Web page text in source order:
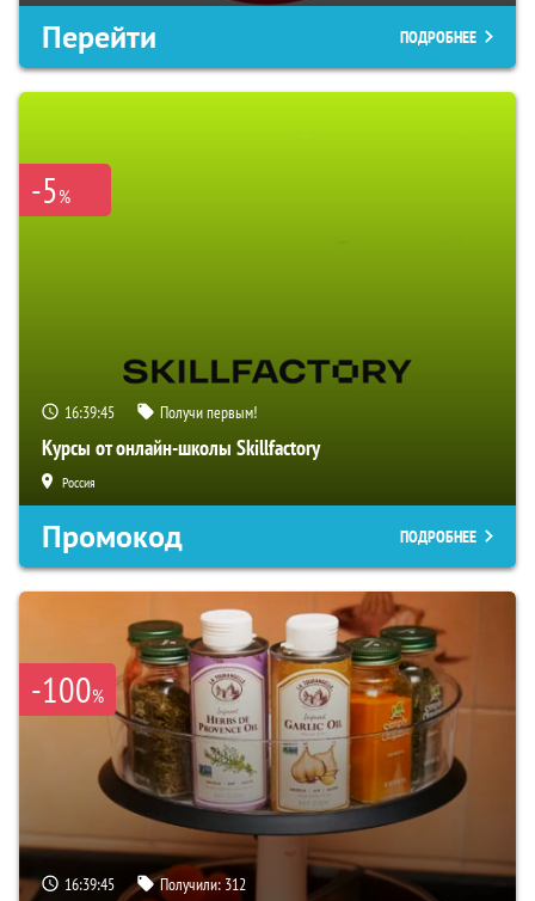
Перейти ПОДРОБНЕЕ
-5%
16:39:44 Получи первым!
Курсы от онлайн-школы Skillfactory
Россия
Промокод ПОДРОБНЕЕ
-100%
16:39:44 Получили: 312